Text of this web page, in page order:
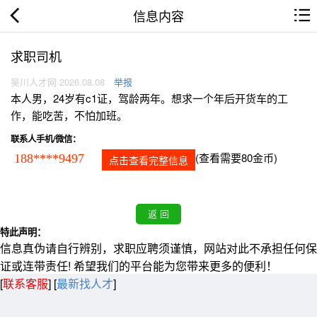
信息内容
求职司机
吴川人才网 2026.08.08 举报
本人男，24岁有c1证，驾龄两年。想求一个年后开货车的工
作，能吃苦，不怕加班。
联系人手机/微信：
188****9497 点击查看完整信息 (查看需要80金币)
特此声明：
信息真伪请自行辨别，求职应聘须谨慎，网站对此不承担任何保
证或连带责任! 希望我们的平台能为您带来更多的便利！
[联系客服] [最新找人才]